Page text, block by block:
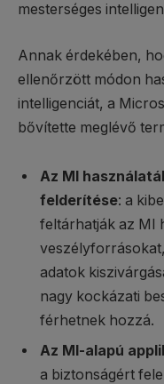
mesterséges
Annak érdekében,
ellenőrzött módon
intelligenciát, a
bővítette meglévő
Az MI
felderítése: a
feltárhatják az MI
adatok
nagy kockázati
férhetnek hozzá.
Az MI-alapú
a biztonságért